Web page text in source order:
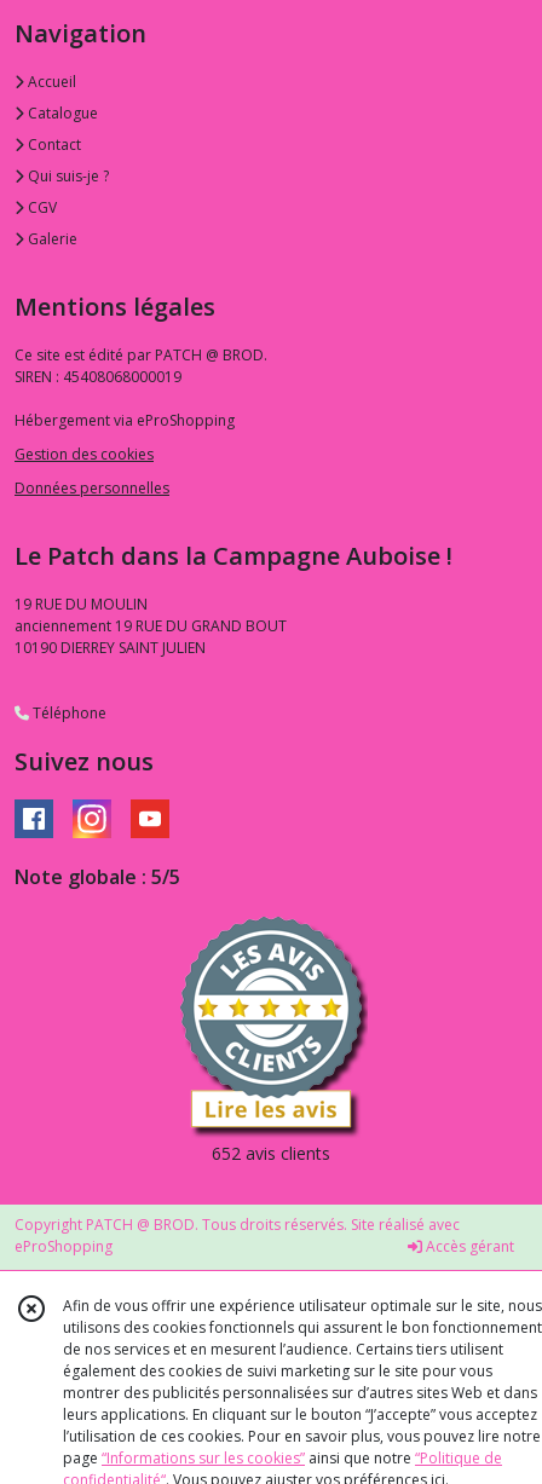
Navigation
Accueil
Catalogue
Contact
Qui suis-je ?
CGV
Galerie
Mentions légales
Ce site est édité par PATCH @ BROD.
SIREN : 45408068000019
Hébergement via eProShopping
Gestion des cookies
Données personnelles
Le Patch dans la Campagne Auboise !
19 RUE DU MOULIN
anciennement 19 RUE DU GRAND BOUT
10190 DIERREY SAINT JULIEN
Téléphone
Suivez nous
Note globale : 5/5
652 avis clients
Copyright PATCH @ BROD. Tous droits réservés. Site réalisé avec
eProShopping
Accès gérant
Afin de vous offrir une expérience utilisateur optimale sur le site, nous
utilisons des cookies fonctionnels qui assurent le bon fonctionnement
de nos services et en mesurent l’audience. Certains tiers utilisent
également des cookies de suivi marketing sur le site pour vous
montrer des publicités personnalisées sur d’autres sites Web et dans
leurs applications. En cliquant sur le bouton “J’accepte” vous acceptez
l’utilisation de ces cookies. Pour en savoir plus, vous pouvez lire notre
page “Informations sur les cookies” ainsi que notre “Politique de
confidentialité“. Vous pouvez ajuster vos préférences ici.